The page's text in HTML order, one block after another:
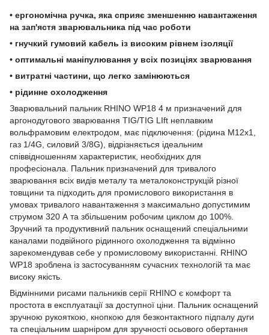
• ергономічна ручка, яка сприяє зменшенню навантаження
на зап'ястя зварювальника під час роботи
• гнучкий гумовий кабель із високим рівнем ізоляції
• оптимальні маніпулювання у всіх позиціях зварювання
• витратні частини, що легко замінюються
• рідинне охолодження
Зварювальний пальник RHINO WP18 4 м призначений для
аргонодугового зварювання TIG/TIG LIft неплавким
вольфрамовим електродом, має підключення: (рідина M12x1,
газ 1/4G, силовий 3/8G), відрізняється ідеальним
співвідношенням характеристик, необхідних для
професіонала. Пальник призначений для тривалого
зварювання всіх видів металу та металоконструкцій різної
товщини та підходить для промислового використання в
умовах тривалого навантаження з максимально допустимим
струмом 320 А та збільшеним робочим циклом до 100%.
Зручний та продуктивний пальник оснащений спеціальними
каналами подвійного рідинного охолодження та відмінно
зарекомендував себе у промисловому використанні. RHINO
WP18 зроблена із застосуванням сучасних технологій та має
високу якість.
Відмінними рисами пальників серії RHINO є комфорт та
простота в експлуатації за доступної ціни. Пальник оснащений
зручною рукояткою, кнопкою для безконтактного підпалу дуги
та спеціальним шарніром для зручності осьового обертання